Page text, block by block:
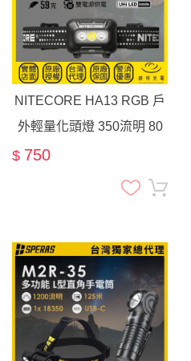
NITECORE HA13 RGB 戶
外輕量化頭燈 350流明 80
米 紅/綠/藍光 雙電源 AAA
$ 750